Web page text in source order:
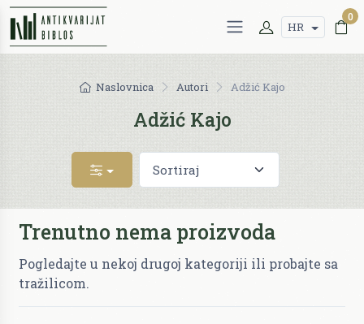
HR
0
Naslovnica Autori Adžić Kajo
Adžić Kajo
Trenutno nema proizvoda
Pogledajte u nekoj drugoj kategoriji ili probajte sa
tražilicom.